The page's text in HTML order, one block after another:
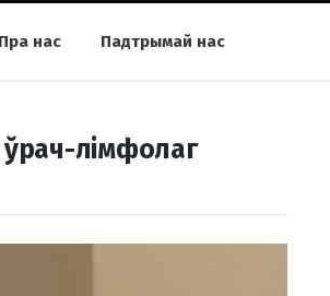
Пра нас Падтрымай нас
ўрач-лімфолаг